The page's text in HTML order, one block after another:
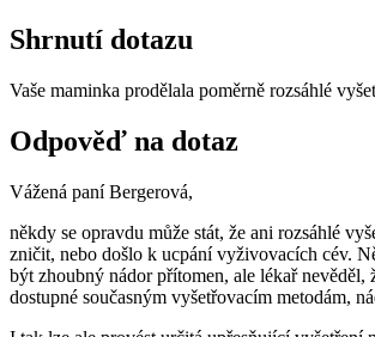
Shrnutí dotazu
Vaše maminka prodělala poměrně rozsáhlé
Odpověď na dotaz
Vážená paní Bergerová,
někdy se opravdu může stát, že ani rozsáhlé
zničit, nebo došlo k ucpání vyživovacích cév.
být zhoubný nádor přítomen, ale lékař
dostupné současným vyšetřovacím metodám,